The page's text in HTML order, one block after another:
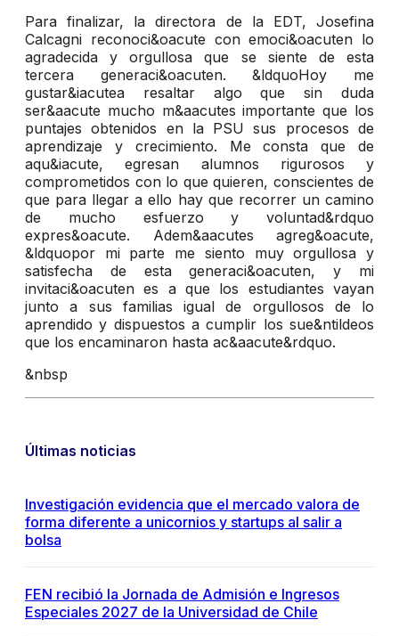
Para finalizar, la directora de la EDT, Josefina
Calcagni reconoci&oacute con emoci&oacuten lo
agradecida y orgullosa que se siente de esta
tercera generaci&oacuten. &ldquoHoy me
gustar&iacutea resaltar algo que sin duda
ser&aacute mucho m&aacutes importante que los
puntajes obtenidos en la PSU sus procesos de
aprendizaje y crecimiento. Me consta que de
aqu&iacute, egresan alumnos rigurosos y
comprometidos con lo que quieren, conscientes de
que para llegar a ello hay que recorrer un camino
de mucho esfuerzo y voluntad&rdquo
expres&oacute. Adem&aacutes agreg&oacute,
&ldquopor mi parte me siento muy orgullosa y
satisfecha de esta generaci&oacuten, y mi
invitaci&oacuten es a que los estudiantes vayan
junto a sus familias igual de orgullosos de lo
aprendido y dispuestos a cumplir los sue&ntildeos
que los encaminaron hasta ac&aacute&rdquo.
&nbsp
Últimas noticias
Investigación evidencia que el mercado valora de
forma diferente a unicornios y startups al salir a
bolsa
FEN recibió la Jornada de Admisión e Ingresos
Especiales 2027 de la Universidad de Chile